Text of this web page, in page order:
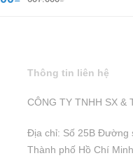
Thông tin liên hệ
CÔNG TY TNHH SX &
Địa chỉ: Số 25B Đường
Thành phố Hồ Chí Minh